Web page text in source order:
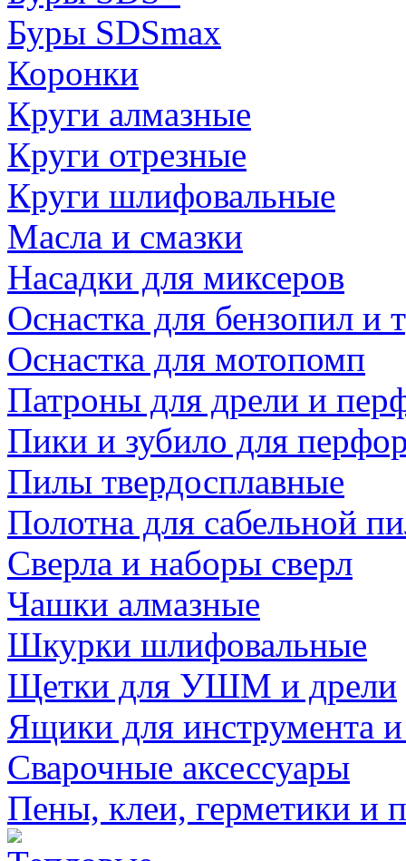
Буры SDSmax
Коронки
Круги алмазные
Круги отрезные
Круги шлифовальные
Масла и смазки
Насадки для миксеров
Оснастка для бензопил и
Оснастка для мотопомп
Патроны для дрели и
Пики и зубило для
Пилы твердосплавные
Полотна для сабельной
Сверла и наборы сверл
Чашки алмазные
Шкурки шлифовальные
Щетки для УШМ и дрели
Ящики для инструмента
Сварочные аксессуары
Пены, клеи, герметики и